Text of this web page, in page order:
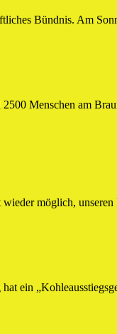
Bündnis. Am
Menschen am
möglich,
ein